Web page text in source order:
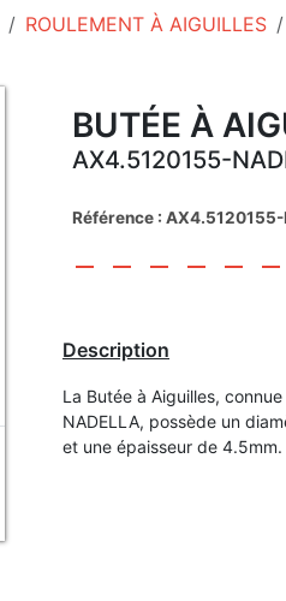
ROULEMENT À AIGUILLES
BUTÉE À
AX4.5120155-
Référence : AX4.5120155-
Description
La Butée à Aiguilles,
NADELLA, possède un
et une épaisseur de 4.5mm.